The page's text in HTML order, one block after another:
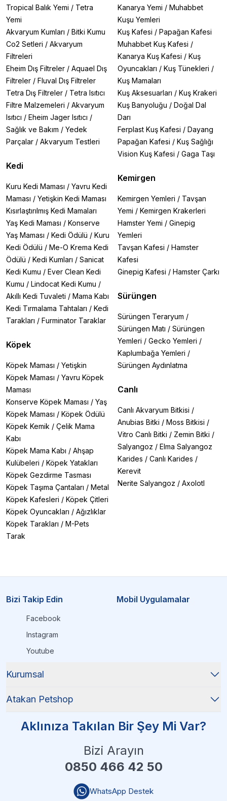
Tropical Balık Yemi / Tetra
Yemi
Akvaryum Kumları / Bitki Kumu
Co2 Setleri / Akvaryum
Filtreleri
Eheim Dış Filtreler / Aquael Dış
Filtreler / Fluval Dış Filtreler
Tetra Dış Filtreler / Tetra Isıtıcı
Filtre Malzemeleri / Akvaryum
Isıtıcı / Eheim Jager Isıtıcı /
Sağlık ve Bakım / Yedek
Parçalar / Akvaryum Testleri
Kedi
Kuru Kedi Maması / Yavru Kedi
Maması / Yetişkin Kedi Maması
Kısırlaştırılmış Kedi Mamaları
Yaş Kedi Maması / Konserve
Yaş Maması / Kedi Ödülü / Kuru
Kedi Ödülü / Me-O Krema Kedi
Ödülü / Kedi Kumları / Sanicat
Kedi Kumu / Ever Clean Kedi
Kumu / Lindocat Kedi Kumu /
Akıllı Kedi Tuvaleti / Mama Kabı
Kedi Tırmalama Tahtaları / Kedi
Tarakları / Furminator Taraklar
Köpek
Köpek Maması / Yetişkin
Köpek Maması / Yavru Köpek
Maması
Konserve Köpek Maması / Yaş
Köpek Maması / Köpek Ödülü
Köpek Kemik / Çelik Mama
Kabı
Köpek Mama Kabı / Ahşap
Kulübeleri / Köpek Yatakları
Köpek Gezdirme Tasması
Köpek Taşıma Çantaları / Metal
Köpek Kafesleri / Köpek Çitleri
Köpek Oyuncakları / Ağızlıklar
Köpek Tarakları / M-Pets
Tarak
Kanarya Yemi / Muhabbet
Kuşu Yemleri
Kuş Kafesi / Papağan Kafesi
Muhabbet Kuş Kafesi /
Kanarya Kuş Kafesi / Kuş
Oyuncakları / Kuş Tünekleri /
Kuş Mamaları
Kuş Aksesuarları / Kuş Krakeri
Kuş Banyoluğu / Doğal Dal
Darı
Ferplast Kuş Kafesi / Dayang
Papağan Kafesi / Kuş Sağlığı
Vision Kuş Kafesi / Gaga Taşı
Kemirgen
Kemirgen Yemleri / Tavşan
Yemi / Kemirgen Krakerleri
Hamster Yemi / Ginepig
Yemleri
Tavşan Kafesi / Hamster
Kafesi
Ginepig Kafesi / Hamster Çarkı
Sürüngen
Sürüngen Teraryum /
Sürüngen Matı / Sürüngen
Yemleri / Gecko Yemleri /
Kaplumbağa Yemleri /
Sürüngen Aydınlatma
Canlı
Canlı Akvaryum Bitkisi /
Anubias Bitki / Moss Bitkisi /
Vitro Canlı Bitki / Zemin Bitki /
Salyangoz / Elma Salyangoz
Karides / Canlı Karides /
Kerevit
Nerite Salyangoz / Axolotl
Bizi Takip Edin
Facebook
Instagram
Youtube
Mobil Uygulamalar
Kurumsal
Atakan Petshop
Aklınıza Takılan Bir Şey Mi Var?
Bizi Arayın
0850 466 42 50
WhatsApp Destek